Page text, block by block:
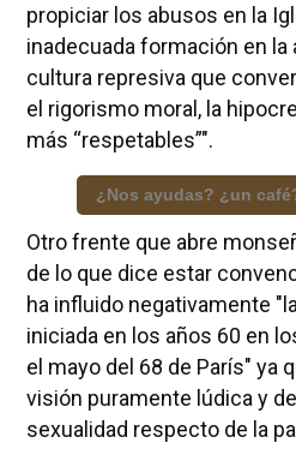
propiciar los abusos en la
inadecuada formación en la
cultura represiva que
el rigorismo moral, la
más “respetables”".
¿Nos ayudas? ¿un
Otro frente que abre
de lo que dice estar
ha influido negativamente
iniciada en los años 60 en
el mayo del 68 de París" ya
visión puramente lúdica y
sexualidad respecto de la